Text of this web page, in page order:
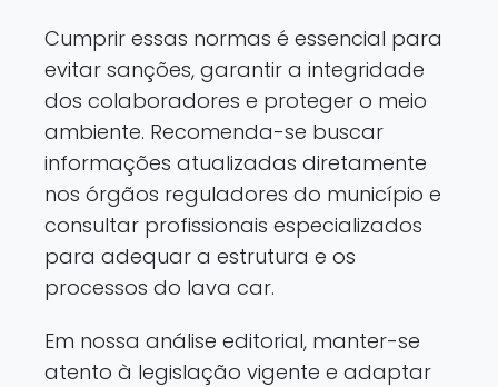
Cumprir essas normas é essencial para
evitar sanções, garantir a integridade
dos colaboradores e proteger o meio
ambiente. Recomenda-se buscar
informações atualizadas diretamente
nos órgãos reguladores do município e
consultar profissionais especializados
para adequar a estrutura e os
processos do lava car.
Em nossa análise editorial, manter-se
atento à legislação vigente e adaptar